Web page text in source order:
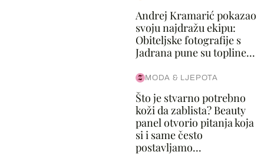
Andrej Kramarić pokazao
svoju najdražu ekipu:
Obiteljske fotografije s
Jadrana pune su topline...
MODA & LJEPOTA
Što je stvarno potrebno
koži da zablista? Beauty
panel otvorio pitanja koja
si i same često
postavljamo...